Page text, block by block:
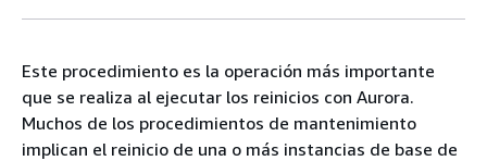
Este procedimiento es la operación más importante
que se realiza al ejecutar los reinicios con Aurora.
Muchos de los procedimientos de mantenimiento
implican el reinicio de una o más instancias de base de